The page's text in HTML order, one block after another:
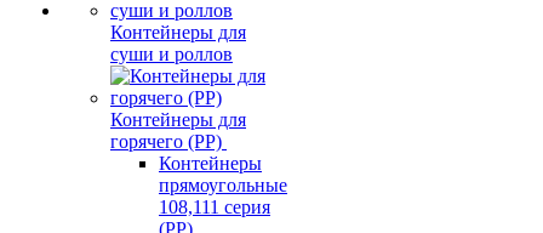
Контейнеры для
суши и роллов
Контейнеры для
горячего (PP)
Контейнеры
прямоугольные
108,111 серия
(PP)